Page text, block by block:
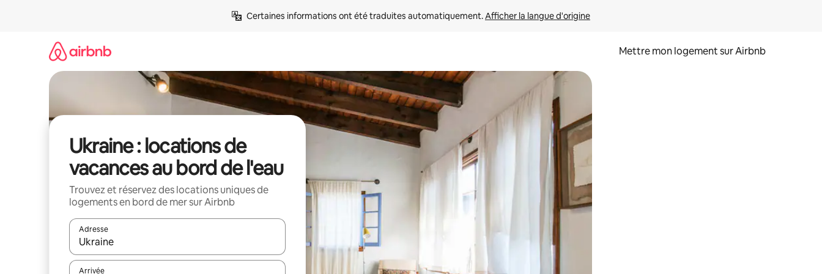
Certaines informations ont été traduites automatiquement. Afficher la langue d'origine
Mettre mon logement sur Airbnb
Ukraine : locations de
vacances au bord de l'eau
Trouvez et réservez des locations uniques de
logements en bord de mer sur Airbnb
Adresse
Lorsque les résultats s'affichent, utilisez les flèches vers le haut et vers le bas pour les parcourir ou en appuyant et en faisant glisser.
Arrivée